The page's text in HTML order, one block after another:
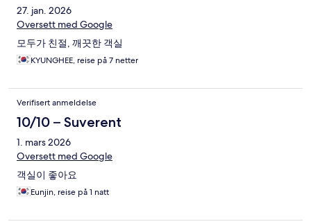
27. jan. 2026
Oversett med Google
모두가 친절, 깨끗한 객실
KYUNGHEE, reise på 7 netter
Verifisert anmeldelse
10/10 – Suverent
1. mars 2026
Oversett med Google
객실이 좋아요
Eunjin, reise på 1 natt